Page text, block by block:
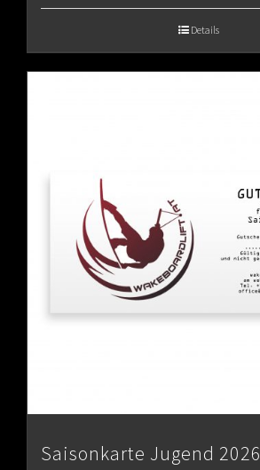
Details
Saisonkarte Jugend 2026